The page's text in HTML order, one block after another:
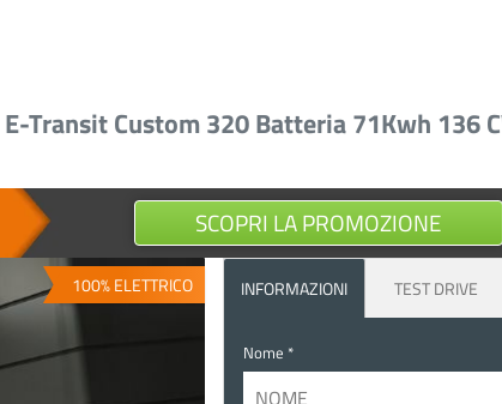
E-Transit Custom 320 Batteria 71Kwh 136
SCOPRI LA PROMOZIONE
100% ELETTRICO INFORMAZIONI TEST DRIVE
Nome *